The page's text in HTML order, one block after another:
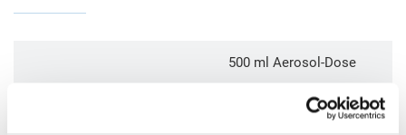
500 ml Aerosol-Dose